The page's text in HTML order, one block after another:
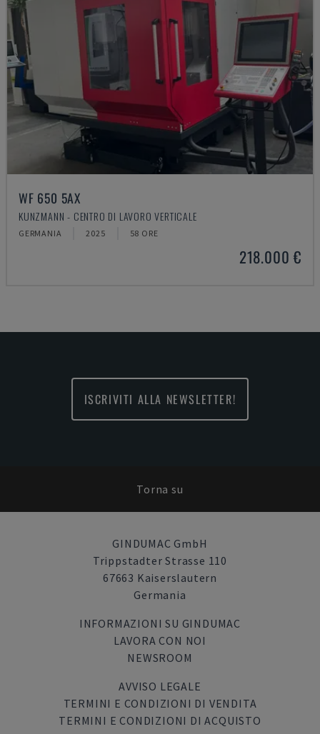
WF 650 5AX
KUNZMANN - CENTRO DI LAVORO VERTICALE
GERMANIA 2025 58 ORE
218.000 €
ISCRIVITI ALLA NEWSLETTER!
Torna su
GINDUMAC GmbH
Trippstadter Strasse 110
67663 Kaiserslautern
Germania
INFORMAZIONI SU GINDUMAC
LAVORA CON NOI
NEWSROOM
AVVISO LEGALE
TERMINI E CONDIZIONI DI VENDITA
TERMINI E CONDIZIONI DI ACQUISTO